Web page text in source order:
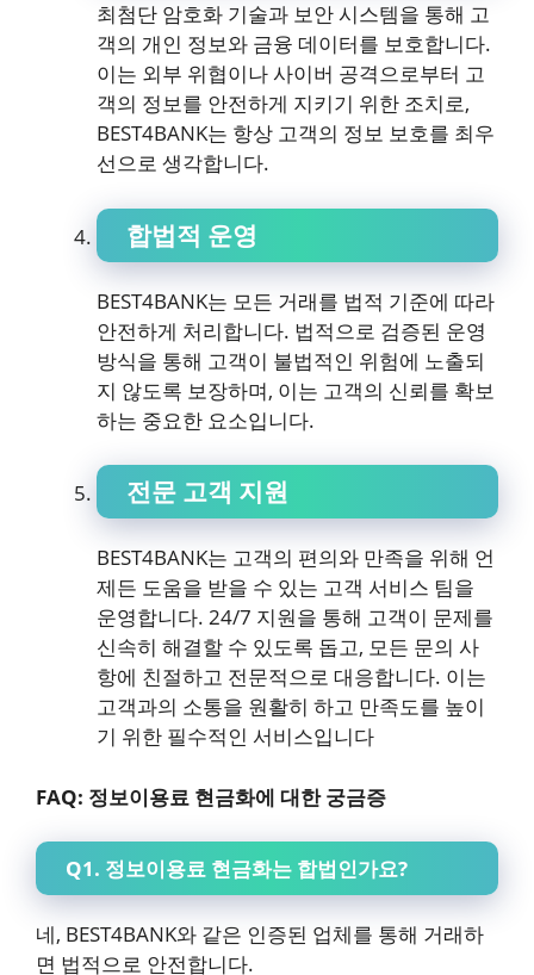
최첨단 암호화 기술과 보안 시스템을 통해 고
객의 개인 정보와 금융 데이터를 보호합니다.
이는 외부 위협이나 사이버 공격으로부터 고
객의 정보를 안전하게 지키기 위한 조치로,
BEST4BANK는 항상 고객의 정보 보호를 최우
선으로 생각합니다.
합법적 운영
BEST4BANK는 모든 거래를 법적 기준에 따라
안전하게 처리합니다. 법적으로 검증된 운영
방식을 통해 고객이 불법적인 위험에 노출되
지 않도록 보장하며, 이는 고객의 신뢰를 확보
하는 중요한 요소입니다.
전문 고객 지원
BEST4BANK는 고객의 편의와 만족을 위해 언
제든 도움을 받을 수 있는 고객 서비스 팀을
운영합니다. 24/7 지원을 통해 고객이 문제를
신속히 해결할 수 있도록 돕고, 모든 문의 사
항에 친절하고 전문적으로 대응합니다. 이는
고객과의 소통을 원활히 하고 만족도를 높이
기 위한 필수적인 서비스입니다
FAQ: 정보이용료 현금화에 대한 궁금증
Q1. 정보이용료 현금화는 합법인가요?
네, BEST4BANK와 같은 인증된 업체를 통해 거래하
면 법적으로 안전합니다.